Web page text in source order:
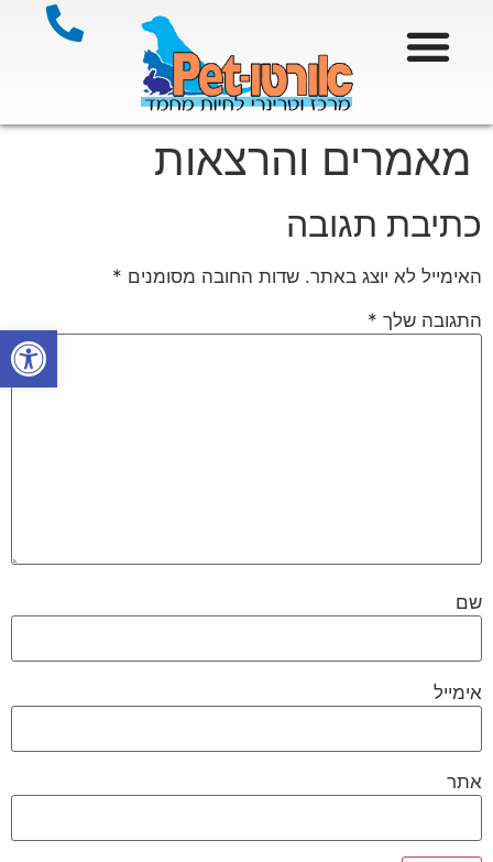
פתח
מאמרים והרצאות
כתיבת תגובה
האימייל לא יוצג באתר. שדות החובה מסומנים *
התגובה שלך *
שם
אימייל
אתר